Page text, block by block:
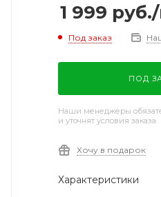
1 999 руб.
Под заказ
ПОД
Наши менеджеры
и уточнят условия заказа
Хочу в подарок
Характеристики